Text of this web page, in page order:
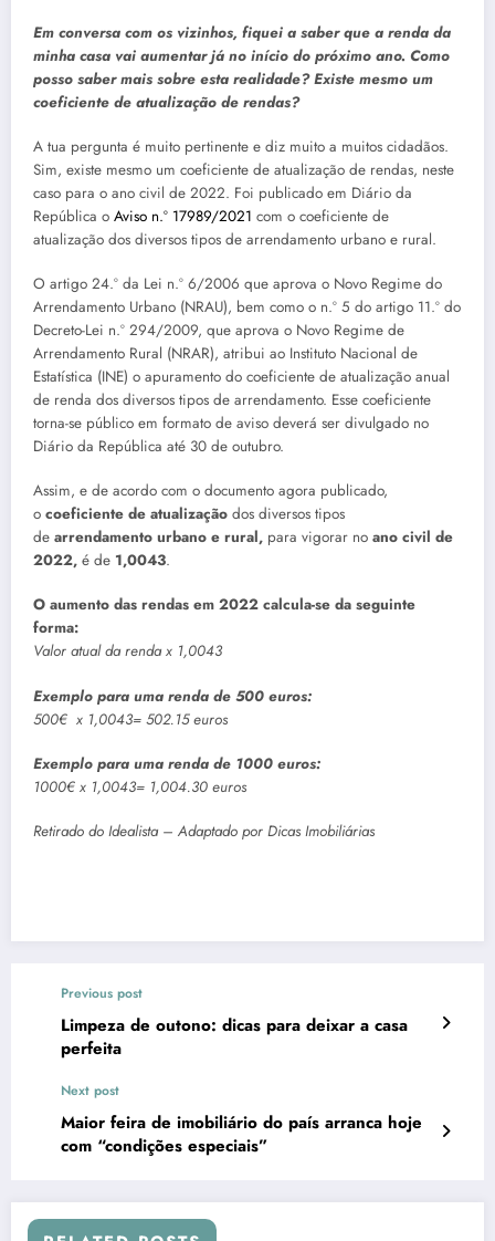
Em conversa com os vizinhos, fiquei a saber que a renda da
minha casa vai aumentar já no início do próximo ano. Como
posso saber mais sobre esta realidade? Existe mesmo um
coeficiente de atualização de rendas?
A tua pergunta é muito pertinente e diz muito a muitos cidadãos.
Sim, existe mesmo um coeficiente de atualização de rendas, neste
caso para o ano civil de 2022. Foi publicado em Diário da
República o Aviso n.º 17989/2021 com o coeficiente de
atualização dos diversos tipos de arrendamento urbano e rural.
O artigo 24.º da Lei n.º 6/2006 que aprova o Novo Regime do
Arrendamento Urbano (NRAU), bem como o n.º 5 do artigo 11.º do
Decreto-Lei n.º 294/2009, que aprova o Novo Regime de
Arrendamento Rural (NRAR), atribui ao Instituto Nacional de
Estatística (INE) o apuramento do coeficiente de atualização anual
de renda dos diversos tipos de arrendamento. Esse coeficiente
torna-se público em formato de aviso deverá ser divulgado no
Diário da República até 30 de outubro.
Assim, e de acordo com o documento agora publicado,
o coeficiente de atualização dos diversos tipos
de arrendamento urbano e rural, para vigorar no ano civil de
2022, é de 1,0043.
O aumento das rendas em 2022 calcula-se da seguinte
forma:
Valor atual da renda x 1,0043
Exemplo para uma renda de 500 euros:
500€ x 1,0043= 502.15 euros
Exemplo para uma renda de 1000 euros:
1000€ x 1,0043= 1,004.30 euros
Retirado do Idealista – Adaptado por Dicas Imobiliárias
Previous post
Limpeza de outono: dicas para deixar a casa
perfeita
Next post
Maior feira de imobiliário do país arranca hoje
com “condições especiais”